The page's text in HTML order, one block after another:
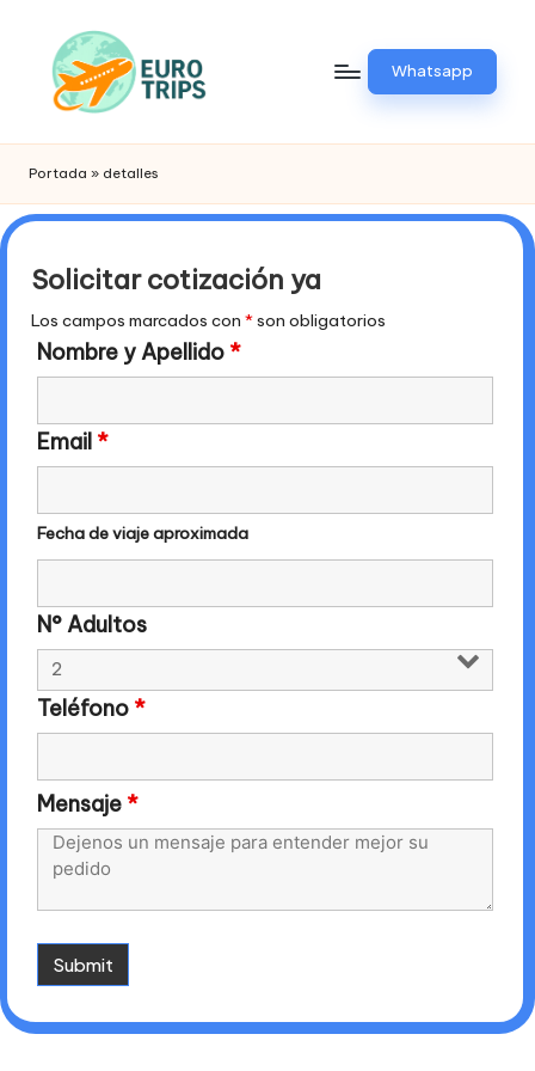
contenido
E
u
r
o
t
ri
p
.
p
e
Europa
Whatsapp
Portada » detalles
Solicitar cotización ya
Los campos marcados con *son obligatorios
Nombre y Apellido *
Email *
Fecha de viaje aproximada
N° Adultos
Teléfono *
Mensaje *